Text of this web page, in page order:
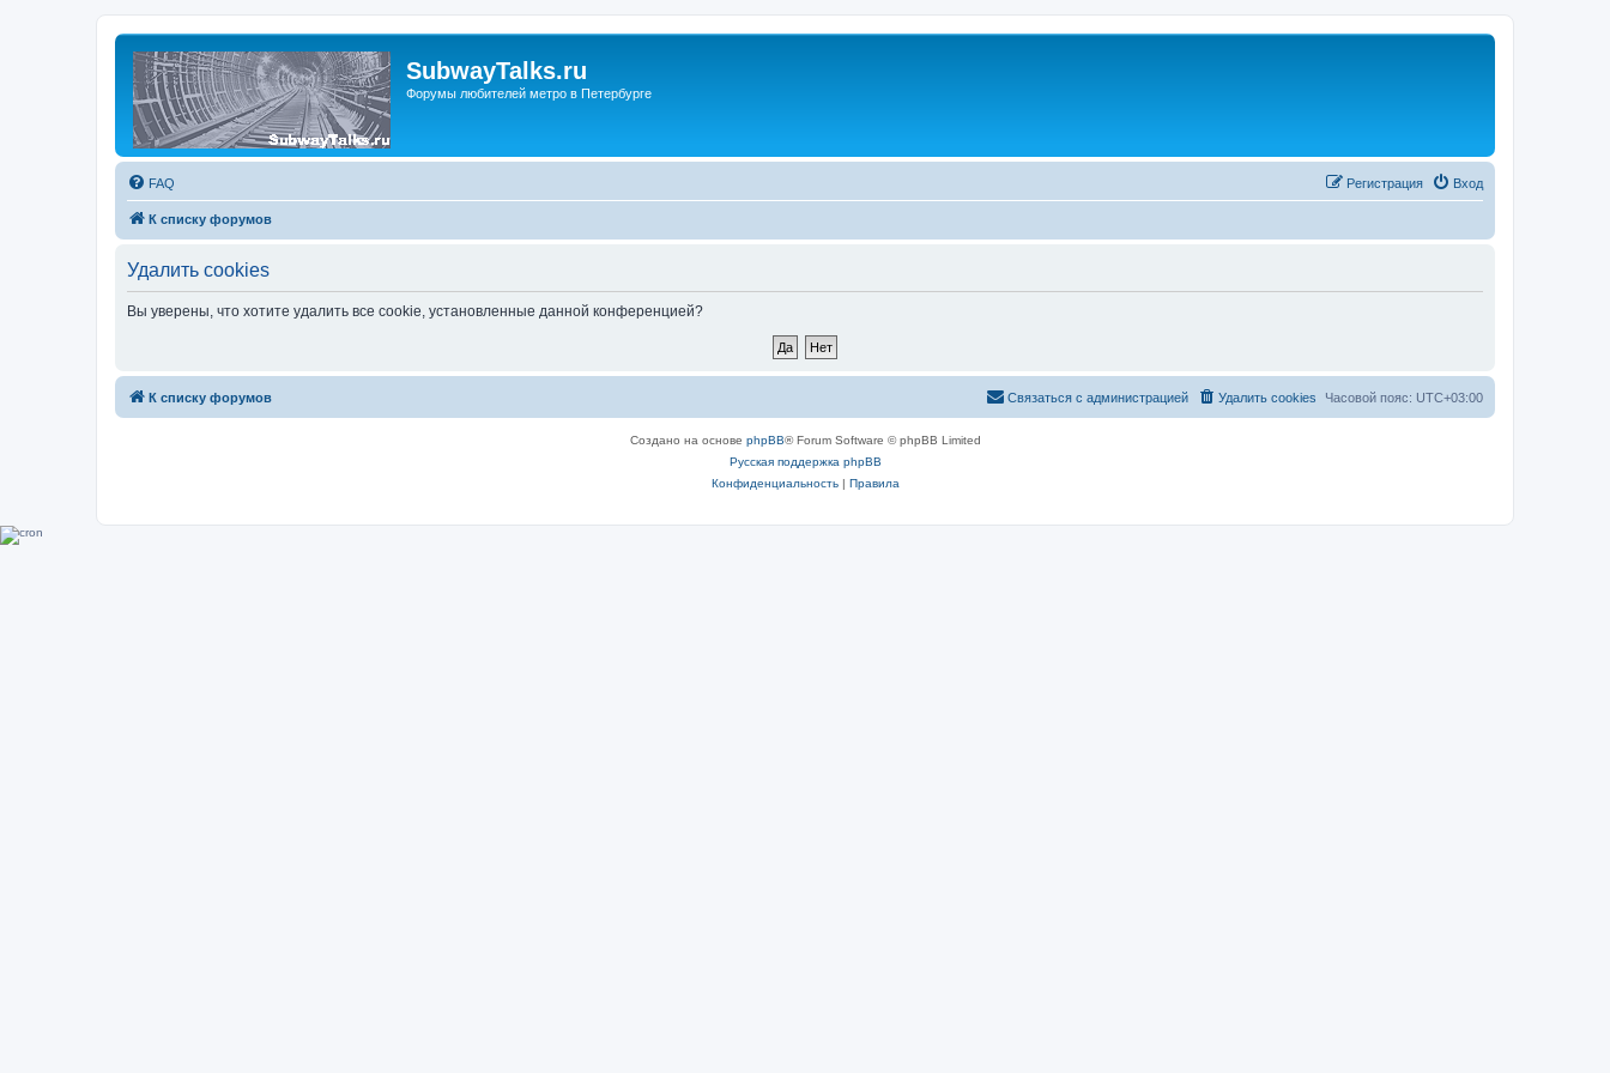
SubwayTalks.ru
Форумы любителей метро в Петербурге
FAQ Вход
Регистрация
К списку форумов
Удалить cookies
Вы уверены, что хотите удалить все cookie, установленные данной конференцией?
К списку форумов Часовой пояс: UTC+03:00
Удалить cookies
Связаться с администрацией
Создано на основе phpBB® Forum Software © phpBB Limited
Русская поддержка phpBB
Конфиденциальность| Правила